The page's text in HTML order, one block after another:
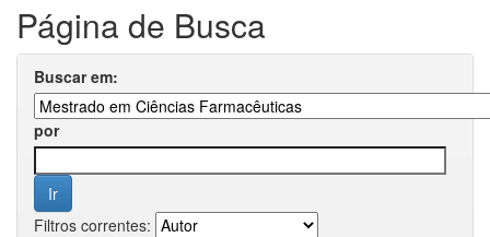
Página de Busca
Buscar em:
por
Filtros correntes: